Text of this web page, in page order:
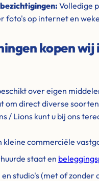
Volledige
foto's op internet en
kopen wij
over eigen
om direct diverse
/ Lions kunt u bij ons
kleine commerciële
staat en
studio's (met of zonder